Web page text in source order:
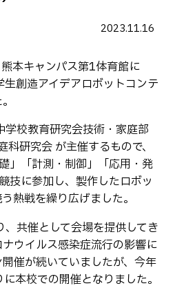
2023.11.16
本キャンパス第1体育館に
創造アイデアロボットコンテ
校教育研究会技術・家庭部
研究会 が主催するもので、
」「計測・制御」「応用・発
技に参加し、製作したロボッ
熱戦を繰り広げました。
共催として会場を提供してき
ウイルス感染症流行の影響に
催が続いていましたが、今年
本校での開催となりました。
攻
サイト・SNS・動画チャネ
交通アクセス
産学官連携・地域連携
受賞等
ご寄付・ネーミングライ
ツ等
情報セキュリティ
アントレプレナーシップ
その他